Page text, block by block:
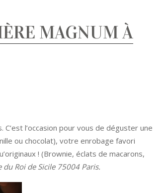
MAGNUM À
l’occasion pour vous de déguster une
ou chocolat), votre enrobage favori
! (Brownie, éclats de macarons,
du Roi de Sicile 75004 Paris.